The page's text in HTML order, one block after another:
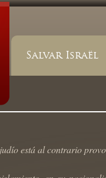
Salvar Israël
está al contrario